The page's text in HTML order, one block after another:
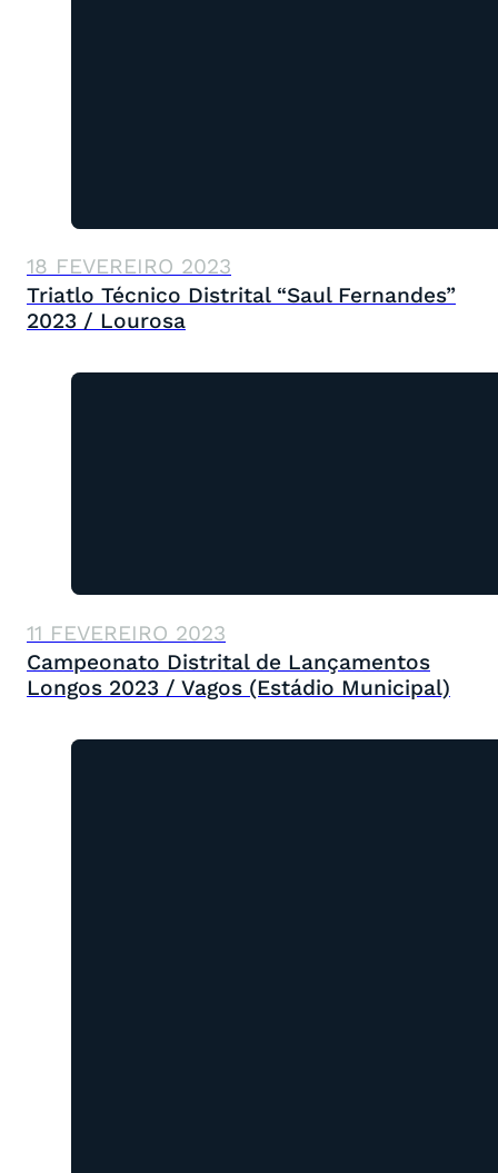
18 FEVEREIRO 2023
Triatlo Técnico Distrital “Saul Fernandes”
2023 / Lourosa
11 FEVEREIRO 2023
Campeonato Distrital de Lançamentos
Longos 2023 / Vagos (Estádio Municipal)